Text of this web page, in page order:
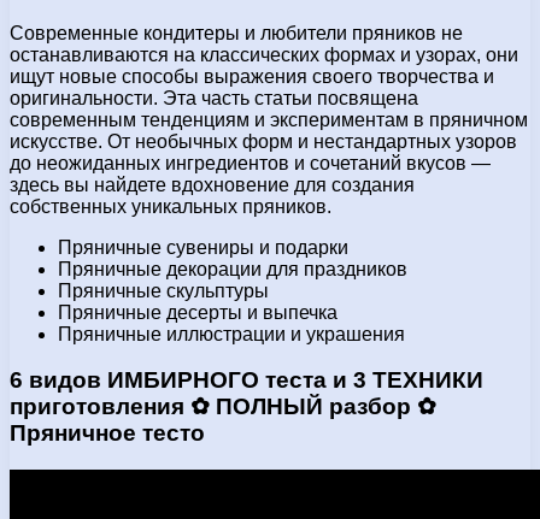
Современные кондитеры и любители пряников не
останавливаются на классических формах и узорах, они
ищут новые способы выражения своего творчества и
оригинальности. Эта часть статьи посвящена
современным тенденциям и экспериментам в пряничном
искусстве. От необычных форм и нестандартных узоров
до неожиданных ингредиентов и сочетаний вкусов —
здесь вы найдете вдохновение для создания
собственных уникальных пряников.
Пряничные сувениры и подарки
Пряничные декорации для праздников
Пряничные скульптуры
Пряничные десерты и выпечка
Пряничные иллюстрации и украшения
6 видов ИМБИРНОГО теста и 3 ТЕХНИКИ
приготовления ✿ ПОЛНЫЙ разбор ✿
Пряничное тесто